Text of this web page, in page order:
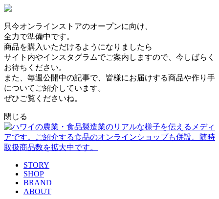
只今オンラインストアのオープンに向け、
全力で準備中です。
商品を購入いただけるようになりましたら
サイト内やインスタグラムでご案内しますので、今しばらく
お待ちください。
また、毎週公開中の記事で、皆様にお届けする商品や作り手
についてご紹介しています。
ぜひご覧くださいね。
閉じる
STORY
SHOP
BRAND
ABOUT